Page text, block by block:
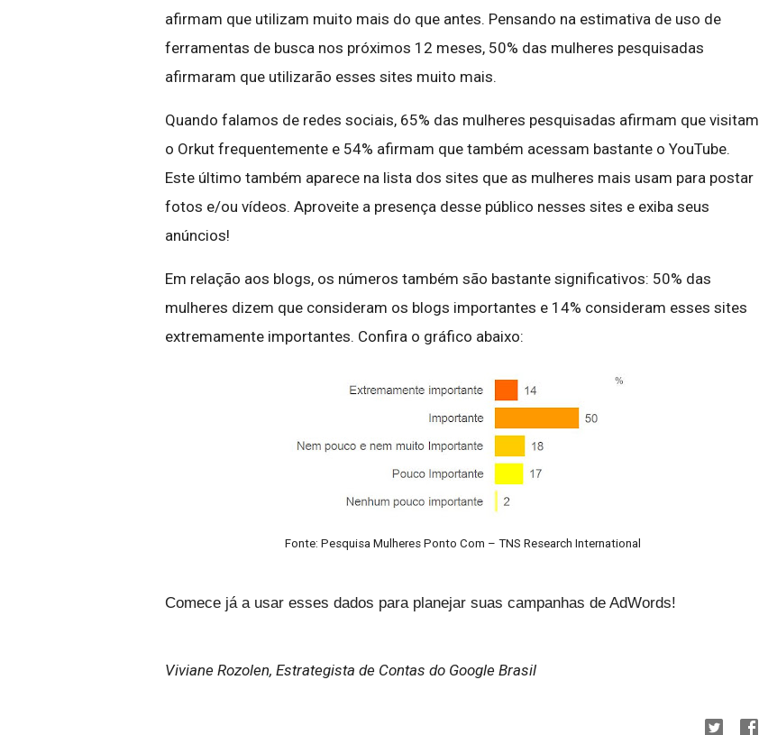
afirmam que utilizam muito mais do que antes. Pensando na estimativa de uso de
ferramentas de busca nos próximos 12 meses, 50% das mulheres pesquisadas
afirmaram que utilizarão esses sites muito mais.
Quando falamos de redes sociais, 65% das mulheres pesquisadas afirmam que visitam
o Orkut frequentemente e 54% afirmam que também acessam bastante o YouTube.
Este último também aparece na lista dos sites que as mulheres mais usam para postar
fotos e/ou vídeos. Aproveite a presença desse público nesses sites e exiba seus
anúncios!
Em relação aos blogs, os números também são bastante significativos: 50% das
mulheres dizem que consideram os blogs importantes e 14% consideram esses sites
extremamente importantes. Confira o gráfico abaixo:
Fonte: Pesquisa Mulheres Ponto Com – TNS Research International
Comece já a usar esses dados para planejar suas campanhas de AdWords!
Viviane Rozolen, Estrategista de Contas do Google Brasil